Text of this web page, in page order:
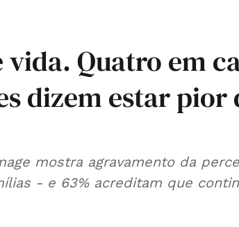
vida. Quatro em
dizem estar pior
mostra agravamento da
- e 63% acreditam que